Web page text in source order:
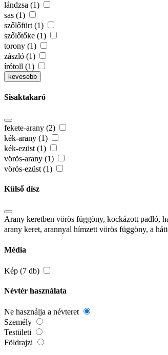
lándzsa (1)
sas (1)
szőlőfürt (1)
szőlőtőke (1)
torony (1)
zászló (1)
írótoll (1)
kevesebb
Sisaktakaró
fekete-arany (2)
kék-arany (1)
kék-ezüst (1)
vörös-arany (1)
vörös-ezüst (1)
Külső dísz
Arany keretben vörös függöny, kockázott padló,
arany keret, arannyal hímzett vörös függöny, a
Média
Kép (7 db)
Névtér használata
Ne használja a névteret
Személy
Testületi
Földrajzi